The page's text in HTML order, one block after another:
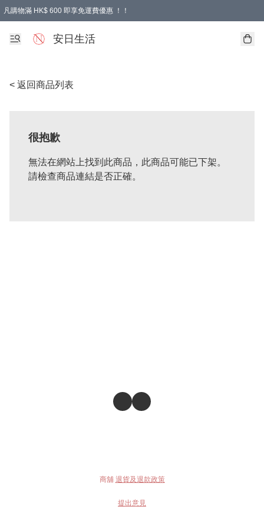
凡購物滿 HK$ 600 即享免運費優惠 ！！
安日生活
< 返回商品列表
很抱歉
無法在網站上找到此商品，此商品可能已下架。
請檢查商品連結是否正確。
商舖 退貨及退款政策
提出意見